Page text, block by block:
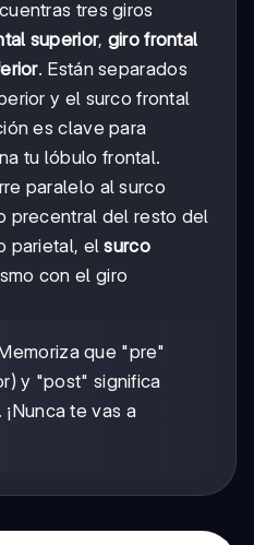
tres giros
superior, giro frontal
. Están separados
y el surco frontal
es clave para
tu lóbulo frontal.
paralelo al surco
precentral del resto del
parietal, elsurco
con el giro
que "pre"
y "post" significa
te vas a